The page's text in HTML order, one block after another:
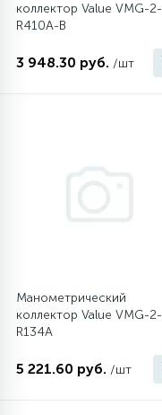
коллектор Value VMG-2-
R410A-B
3 948.30 руб. /шт
Манометрический
коллектор Value VMG-2-
R134A
5 221.60 руб. /шт